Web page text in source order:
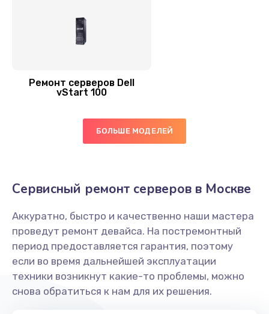
Ремонт серверов Dell
vStart 100
БОЛЬШЕ МОДЕЛЕЙ
Сервисный ремонт серверов в Москве
Аккуратно, быстро и качественно наши мастера
проведут ремонт девайса. На постремонтный
период предоставляется гарантия, поэтому
если во время дальнейшей эксплуатации
техники возникнут какие-то проблемы, можно
снова обратиться к нам для их решения.